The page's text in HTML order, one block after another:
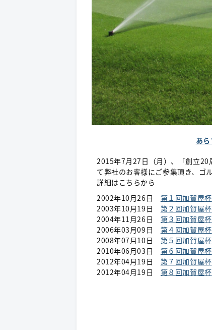
あ
2015年7月27日（月）、「創立20
て弊社のお客様にご参集頂き、ゴ
詳細はこちらから
2002年10月26日 第１回加賀屋杯
2003年10月19日 第２回加賀屋杯
2004年11月26日 第３回加賀屋杯
2006年03月09日 第４回加賀屋杯
2008年07月10日 第５回加賀屋杯
2010年06月03日 第６回加賀屋杯
2012年04月19日 第７回加賀屋杯
2012年04月19日 第８回加賀屋杯